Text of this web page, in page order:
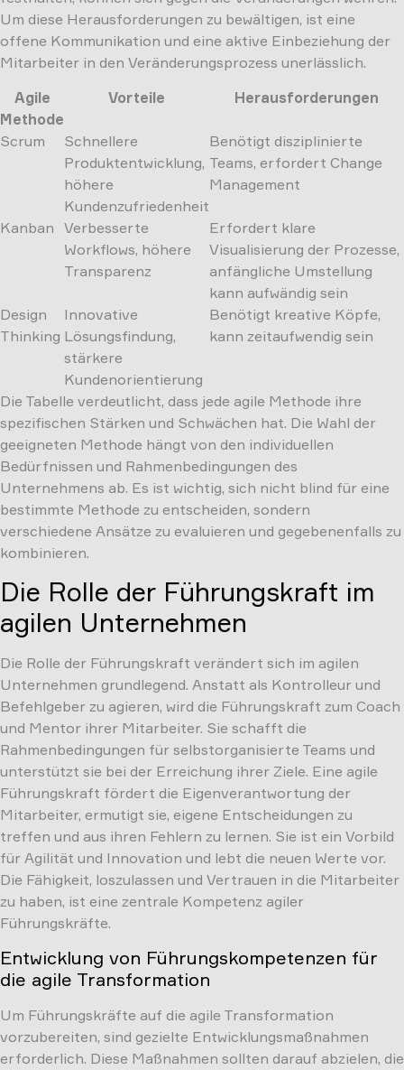
Um diese Herausforderungen zu bewältigen, ist eine
offene Kommunikation und eine aktive Einbeziehung der
Mitarbeiter in den Veränderungsprozess unerlässlich.
Agile
Methode
Vorteile Herausforderungen
Scrum
Schnellere
Produktentwicklung,
höhere
Kundenzufriedenheit
Benötigt disziplinierte
Teams, erfordert Change
Management
Kanban Verbesserte
Workflows, höhere
Transparenz
Erfordert klare
Visualisierung der Prozesse,
anfängliche Umstellung
kann aufwändig sein
Design
Thinking
Innovative
Lösungsfindung,
stärkere
Kundenorientierung
Benötigt kreative Köpfe,
kann zeitaufwendig sein
Die Tabelle verdeutlicht, dass jede agile Methode ihre
spezifischen Stärken und Schwächen hat. Die Wahl der
geeigneten Methode hängt von den individuellen
Bedürfnissen und Rahmenbedingungen des
Unternehmens ab. Es ist wichtig, sich nicht blind für eine
bestimmte Methode zu entscheiden, sondern
verschiedene Ansätze zu evaluieren und gegebenenfalls zu
kombinieren.
Die Rolle der Führungskraft im
agilen Unternehmen
Die Rolle der Führungskraft verändert sich im agilen
Unternehmen grundlegend. Anstatt als Kontrolleur und
Befehlgeber zu agieren, wird die Führungskraft zum Coach
und Mentor ihrer Mitarbeiter. Sie schafft die
Rahmenbedingungen für selbstorganisierte Teams und
unterstützt sie bei der Erreichung ihrer Ziele. Eine agile
Führungskraft fördert die Eigenverantwortung der
Mitarbeiter, ermutigt sie, eigene Entscheidungen zu
treffen und aus ihren Fehlern zu lernen. Sie ist ein Vorbild
für Agilität und Innovation und lebt die neuen Werte vor.
Die Fähigkeit, loszulassen und Vertrauen in die Mitarbeiter
zu haben, ist eine zentrale Kompetenz agiler
Führungskräfte.
Entwicklung von Führungskompetenzen für
die agile Transformation
Um Führungskräfte auf die agile Transformation
vorzubereiten, sind gezielte Entwicklungsmaßnahmen
erforderlich. Diese Maßnahmen sollten darauf abzielen, die